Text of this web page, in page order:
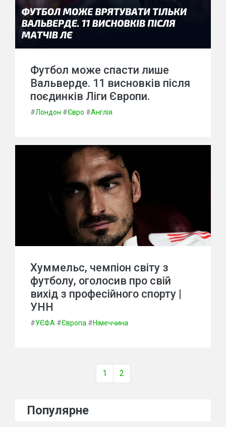
Футбол може спасти лише
Вальверде. 11 висновків після
поєдинків Ліги Європи.
#Лондон #Євро #Англія
Хуммельс, чемпіон світу з
футболу, оголосив про свій
вихід з професійного спорту |
УНН
#УЄФА #Європа #Німеччина
1 2
Популярне